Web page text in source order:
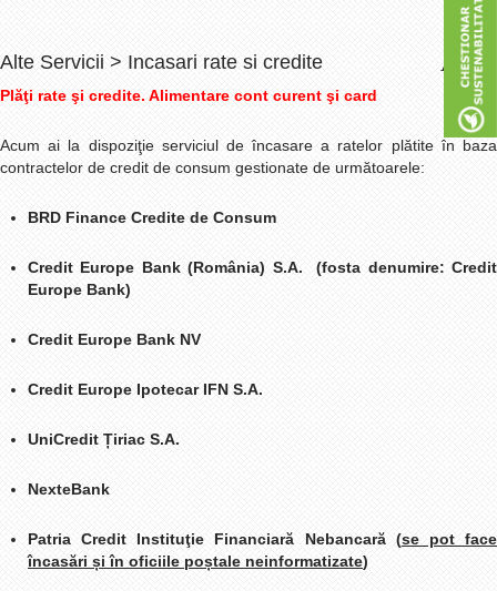
Alte Servicii > Incasari rate si credite +
Plăţi rate şi credite. Alimentare cont curent şi card
Acum ai la dispoziţie serviciul de încasare a ratelor plătite în baza
contractelor de credit de consum gestionate de următoarele:
BRD Finance Credite de Consum
Credit Europe Bank (România) S.A.(fosta denumire: Credit
Europe Bank)
Credit Europe Bank NV
Credit Europe Ipotecar IFN S.A.
UniCredit Țiriac S.A.
NexteBank
Patria Credit Instituţie Financiară Nebancară (se pot face
încasări și în oficiile poștale neinformatizate)